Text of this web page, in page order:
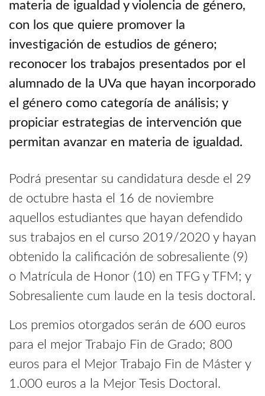
materia de igualdad y violencia de género,
con los que quiere promover la
investigación de estudios de género;
reconocer los trabajos presentados por el
alumnado de la UVa que hayan incorporado
el género como categoría de análisis; y
propiciar estrategias de intervención que
permitan avanzar en materia de igualdad.
Podrá presentar su candidatura desde el 29
de octubre hasta el 16 de noviembre
aquellos estudiantes que hayan defendido
sus trabajos en el curso 2019/2020 y hayan
obtenido la calificación de sobresaliente (9)
o Matrícula de Honor (10) en TFG y TFM; y
Sobresaliente cum laude en la tesis doctoral.
Los premios otorgados serán de 600 euros
para el mejor Trabajo Fin de Grado; 800
euros para el Mejor Trabajo Fin de Máster y
1.000 euros a la Mejor Tesis Doctoral.